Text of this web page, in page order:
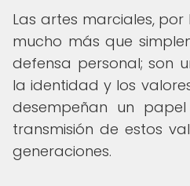
Las artes marciales,
mucho más que
defensa personal; son
la identidad y los
desempeñan un
transmisión de estos
generaciones.